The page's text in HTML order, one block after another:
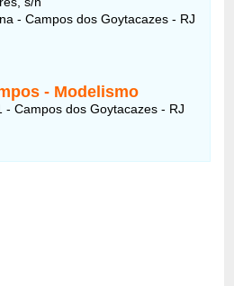
- Campos dos Goytacazes - RJ
- Modelismo
- Campos dos Goytacazes - RJ